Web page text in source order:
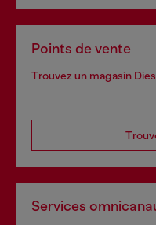
Points de vente
Trouvez un magasin
Services